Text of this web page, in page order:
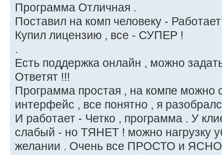
Программа Отличная .
Поставил на комп человеку -
Купил лицензию , все - СУПЕР !
.
Есть поддержка онлайн , можно
Ответят !!!
Программа простая , на компе можно
интерфейс , все понятно , я
И работает - Четко , программа . У
слабый - но ТЯНЕТ ! можно нагрузку
желании . Очень все ПРОСТО и